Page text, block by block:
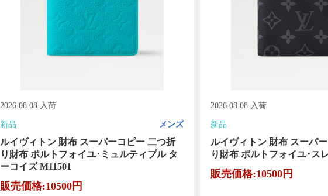
2026.08.08 入荷
新品 メンズ
ルイヴィトン 財布 スーパーコピー 二つ折
り財布 ポルトフォイユ･ミュルティプル タ
ーコイズ M11501
販売価格:10500円
2026.08.08 入荷
新品
ルイヴィトン 財布 スーパ
り財布 ポルトフォイユ･ス
販売価格:10500円